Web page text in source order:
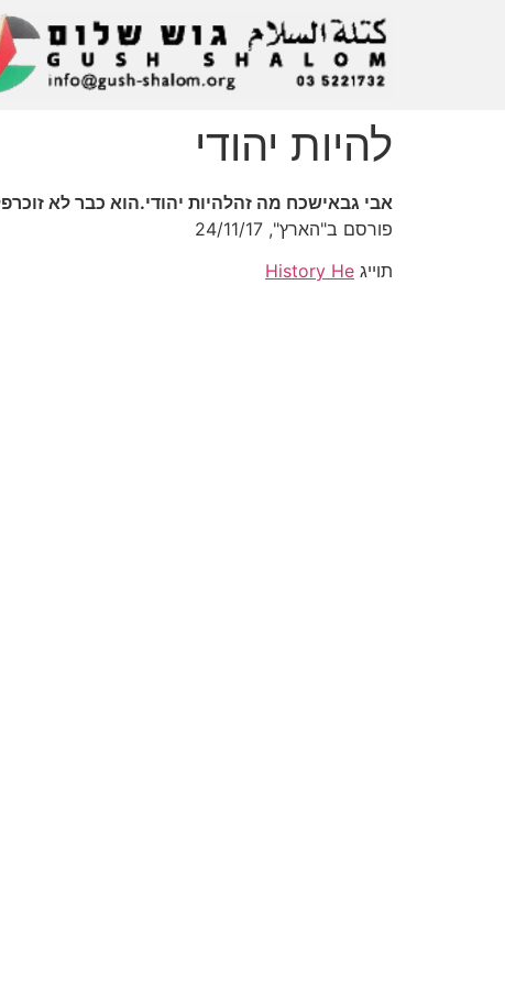
להיות יהודי
אבי גבאישכח מה זהלהיות יהודי.הוא כבר לא
פורסם ב"הארץ", 24/11/17
תוייג History He